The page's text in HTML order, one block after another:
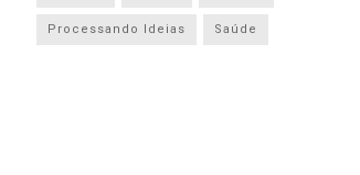
Processando Ideias Saúde